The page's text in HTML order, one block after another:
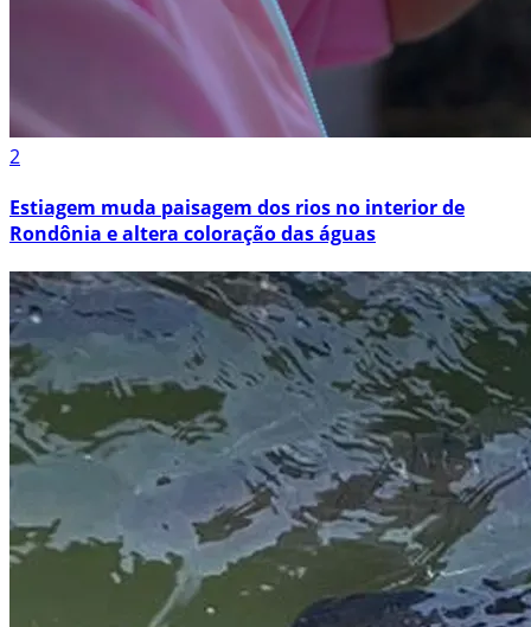
2
Estiagem muda paisagem dos rios no interior de
Rondônia e altera coloração das águas